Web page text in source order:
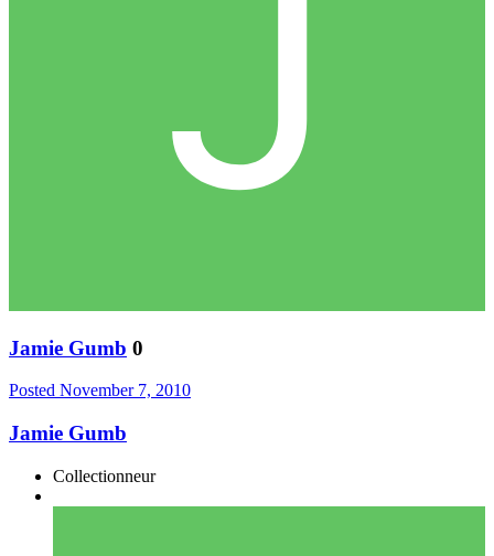
Jamie Gumb 0
Posted November 7, 2010
Jamie Gumb
Collectionneur